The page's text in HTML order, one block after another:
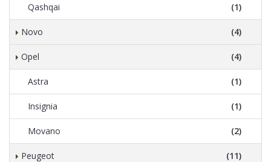
Qashqai (1)
Novo (4)
Opel (4)
Astra (1)
Insignia (1)
Movano (2)
Peugeot (11)